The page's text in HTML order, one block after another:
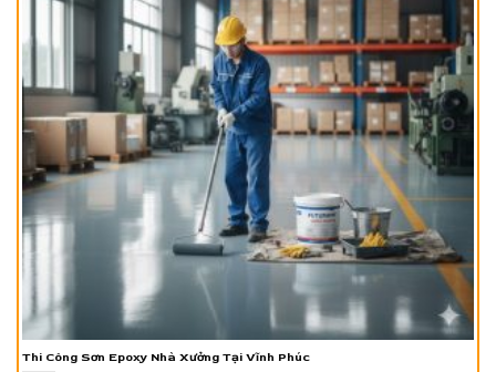
Thi Công Sơn Epoxy Nhà Xưởng Tại Vĩnh Phúc